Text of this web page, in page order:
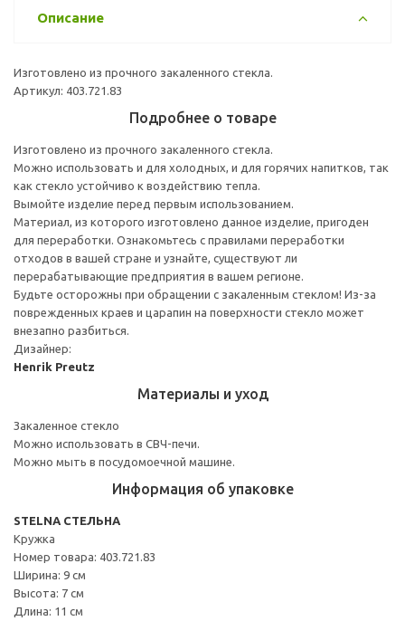
Описание
Изготовлено из прочного закаленного стекла.
Артикул: 403.721.83
Подробнее о товаре
Изготовлено из прочного закаленного стекла.
Можно использовать и для холодных, и для горячих напитков, так
как стекло устойчиво к воздействию тепла.
Вымойте изделие перед первым использованием.
Материал, из которого изготовлено данное изделие, пригоден
для переработки. Ознакомьтесь с правилами переработки
отходов в вашей стране и узнайте, существуют ли
перерабатывающие предприятия в вашем регионе.
Будьте осторожны при обращении с закаленным стеклом! Из-за
поврежденных краев и царапин на поверхности стекло может
внезапно разбиться.
Дизайнер:
Henrik Preutz
Материалы и уход
Закаленное стекло
Можно использовать в СВЧ-печи.
Можно мыть в посудомоечной машине.
Информация об упаковке
STELNA СТЕЛЬНА
Кружка
Номер товара: 403.721.83
Ширина: 9 см
Высота: 7 см
Длина: 11 см